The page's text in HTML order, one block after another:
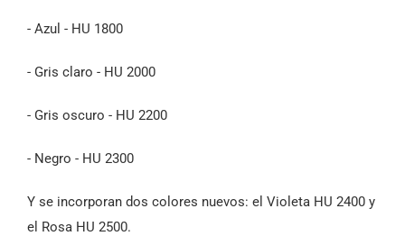
- Azul - HU 1800
- Gris claro - HU 2000
- Gris oscuro - HU 2200
- Negro - HU 2300
Y se incorporan dos colores nuevos: el Violeta HU 2400 y
el Rosa HU 2500.